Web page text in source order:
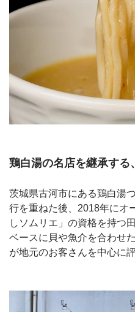
鶏白湯の名店を継承する
茨城県古河市にある鶏白湯
行を重ねた後、2018年にオ
しソムリエ」の資格を持つ
ベースに貝や魚介を合わせ
が地元のお客さんを中心に